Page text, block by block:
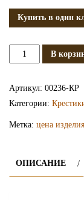
Купить в один
КоличествоВ
Артикул: 00236-КР
Категории:
Метка: цена
ОПИСАНИЕ